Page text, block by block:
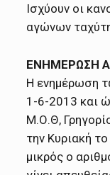
Ισχύουν οι
αγώνων
ΕΝΗΜΕΡΩΣΗ
Η ενημέρωση
1-6-2013 και
Μ.Ο.Θ,
την Κυριακή
μικρός ο